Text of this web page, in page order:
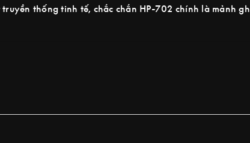
thống tinh tế, chắc chắn HP-702 chính là mảnh